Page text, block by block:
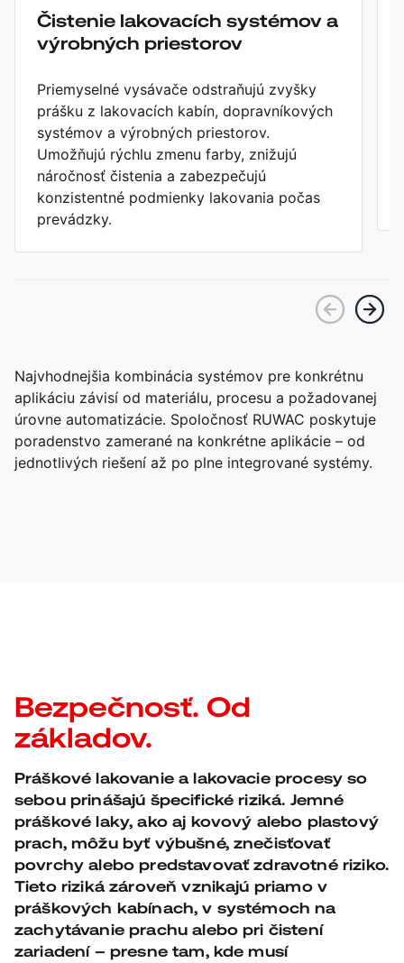
Čistenie lakovacích systémov a
výrobných priestorov
Priemyselné vysávače odstraňujú zvyšky
prášku z lakovacích kabín, dopravníkových
systémov a výrobných priestorov.
Umožňujú rýchlu zmenu farby, znižujú
náročnosť čistenia a zabezpečujú
konzistentné podmienky lakovania počas
prevádzky.
Najvhodnejšia kombinácia systémov pre konkrétnu
aplikáciu závisí od materiálu, procesu a požadovanej
úrovne automatizácie. Spoločnosť RUWAC poskytuje
poradenstvo zamerané na konkrétne aplikácie – od
jednotlivých riešení až po plne integrované systémy.
Bezpečnosť. Od
základov.
Práškové lakovanie a lakovacie procesy so
sebou prinášajú špecifické riziká. Jemné
práškové laky, ako aj kovový alebo plastový
prach, môžu byť výbušné, znečisťovať
povrchy alebo predstavovať zdravotné riziko.
Tieto riziká zároveň vznikajú priamo v
práškových kabínach, v systémoch na
zachytávanie prachu alebo pri čistení
zariadení – presne tam, kde musí